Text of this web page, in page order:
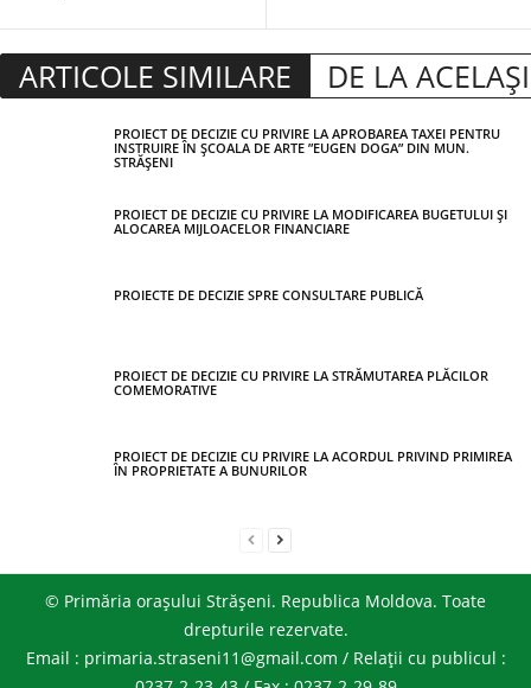
ARTICOLE SIMILARE DE LA
PROIECT DE DECIZIE CU PRIVIRE LA APROBAREA TAXEI PENTRU
INSTRUIRE ÎN ȘCOALA DE ARTE ”EUGEN DOGA” DIN MUN.
STRĂȘENI
PROIECT DE DECIZIE CU PRIVIRE LA MODIFICAREA BUGETULUI ȘI
ALOCAREA MIJLOACELOR FINANCIARE
PROIECTE DE DECIZIE SPRE CONSULTARE PUBLICĂ
PROIECT DE DECIZIE CU PRIVIRE LA STRĂMUTAREA PLĂCILOR
COMEMORATIVE
PROIECT DE DECIZIE CU PRIVIRE LA ACORDUL PRIVIND PRIMIREA
ÎN PROPRIETATE A BUNURILOR
© Primăria orașului Strășeni. Republica Moldova. Toate
drepturile rezervate.
Email : primaria.straseni11@gmail.com / Relații cu publicul :